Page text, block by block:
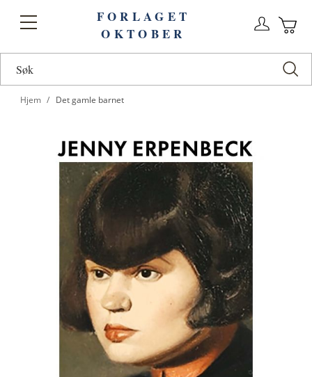
Toggle
FORLAGET
OKTOBER
Hjem Det gamle barnet